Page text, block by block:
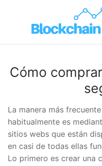
Cómo
La manera más
habitualmente es
sitios webs que están
en casi de todas ellas
Lo primero es crear una